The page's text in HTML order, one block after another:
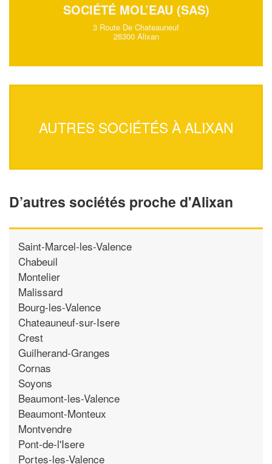
SOCIÉTÉ MOL’EAU (SAS)
3 Route De Chateauneuf
26300 Alixan
AUTRES SOCIÉTÉS À ALIXAN
D’autres sociétés proche d'Alixan
Saint-Marcel-les-Valence
Chabeuil
Montelier
Malissard
Bourg-les-Valence
Chateauneuf-sur-Isere
Crest
Guilherand-Granges
Cornas
Soyons
Beaumont-les-Valence
Beaumont-Monteux
Montvendre
Pont-de-l'Isere
Portes-les-Valence